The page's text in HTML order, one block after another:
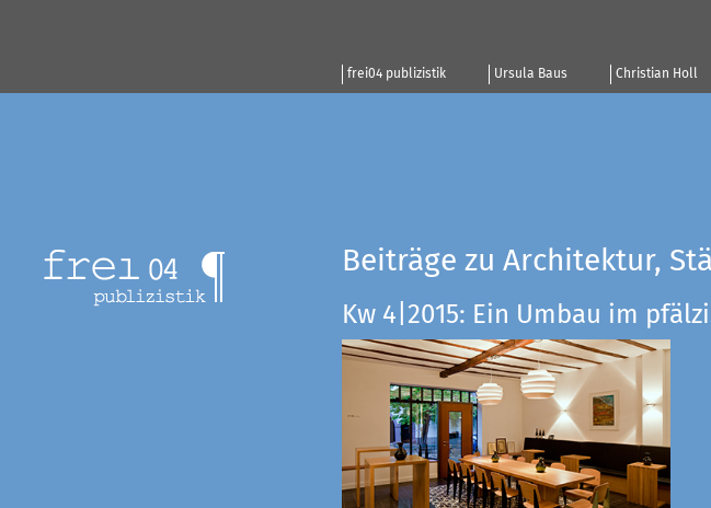
frei04 publizistik Ursula Baus Christian Holl
Beiträge zu Architektur,
Kw 4|2015: Ein Umbau im